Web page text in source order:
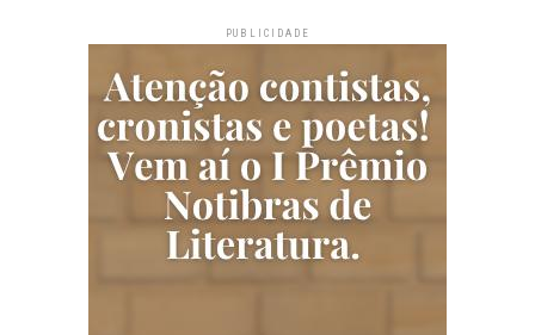
PUBLICIDADE